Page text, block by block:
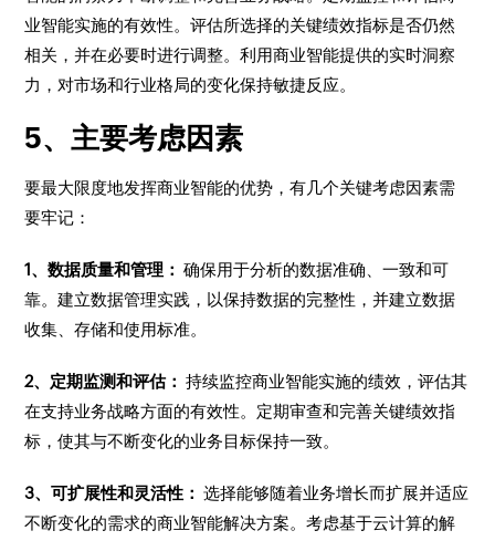
业智能实施的有效性。评估所选择的关键绩效指标是否仍然
相关，并在必要时进行调整。利用商业智能提供的实时洞察
力，对市场和行业格局的变化保持敏捷反应。
5、主要考虑因素
要最大限度地发挥商业智能的优势，有几个关键考虑因素需
要牢记：
1、数据质量和管理： 确保用于分析的数据准确、一致和可
靠。建立数据管理实践，以保持数据的完整性，并建立数据
收集、存储和使用标准。
2、定期监测和评估： 持续监控商业智能实施的绩效，评估其
在支持业务战略方面的有效性。定期审查和完善关键绩效指
标，使其与不断变化的业务目标保持一致。
3、可扩展性和灵活性： 选择能够随着业务增长而扩展并适应
不断变化的需求的商业智能解决方案。考虑基于云计算的解